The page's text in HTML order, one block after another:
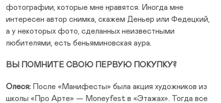
фотографии, которые мне нравятся. Иногда мне
интересен автор снимка, скажем Деньер или Федецкий,
а у некоторых фото, сделанных неизвестными
любителями, есть беньяминовская аура.
ВЫ ПОМНИТЕ СВОЮ ПЕРВУЮ ПОКУПКУ?
Олеся: После «Манифесты» была акция художников из
школы «Про Арте» — Moneyfest в «Этажах». Тогда все